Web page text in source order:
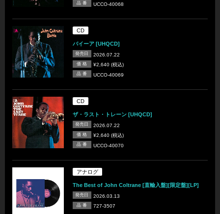
品 番 UCCO-40068
CD
バイーア [UHQCD]
発売日 2026.07.22
価 格 ¥2,640 (税込)
品 番 UCCO-40069
CD
ザ・ラスト・トレーン [UHQCD]
発売日 2026.07.22
価 格 ¥2,640 (税込)
品 番 UCCO-40070
アナログ
The Best of John Coltrane [直輸入盤][限定盤][LP]
発売日 2026.03.13
品 番 727-3507